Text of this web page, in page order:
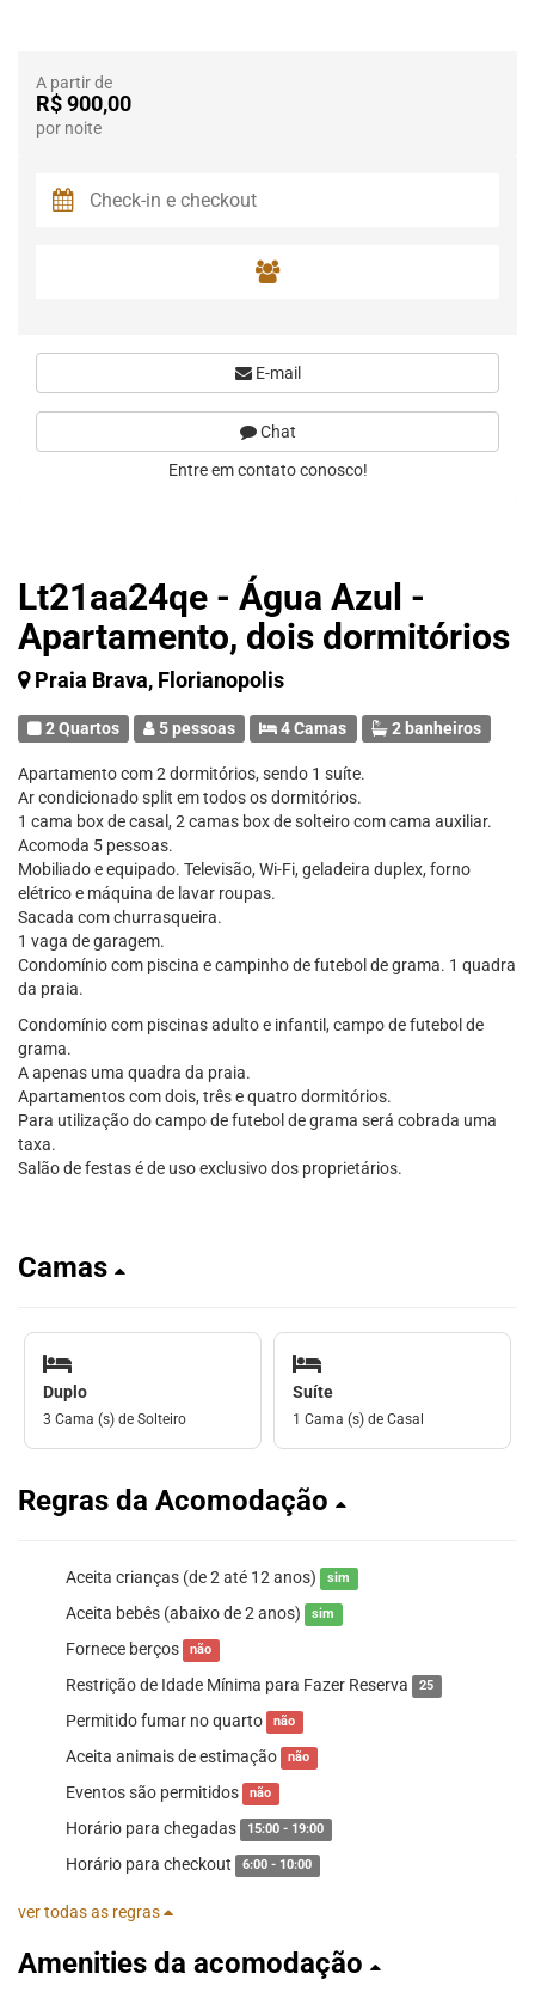
Lt21aa24qe - Água Azul -
Apartamento, dois dormitórios
Praia Brava, Florianopolis
2 Quartos 5 pessoas 4 Camas 2 banheiros
Apartamento com 2 dormitórios, sendo 1 suíte.
Ar condicionado split em todos os dormitórios.
1 cama box de casal, 2 camas box de solteiro com cama auxiliar.
Acomoda 5 pessoas.
Mobiliado e equipado. Televisão, Wi-Fi, geladeira duplex, forno
elétrico e máquina de lavar roupas.
Sacada com churrasqueira.
1 vaga de garagem.
Condomínio com piscina e campinho de futebol de grama. 1 quadra
da praia.
Condomínio com piscinas adulto e infantil, campo de futebol de
grama.
A apenas uma quadra da praia.
Apartamentos com dois, três e quatro dormitórios.
Para utilização do campo de futebol de grama será cobrada uma
taxa.
Salão de festas é de uso exclusivo dos proprietários.
Camas
Duplo
3 Cama (s) de Solteiro
Suíte
1 Cama (s) de Casal
Regras da Acomodação
Aceita crianças (de 2 até 12 anos) sim
Aceita bebês (abaixo de 2 anos) sim
Fornece berços não
Restrição de Idade Mínima para Fazer Reserva 25
Permitido fumar no quarto não
Aceita animais de estimação não
Eventos são permitidos não
Horário para chegadas 15:00 - 19:00
Horário para checkout 6:00 - 10:00
ver todas as regras
Amenities da acomodação
A partir de
R$ 900,00
por noite
E-mail
Chat
Entre em contato conosco!